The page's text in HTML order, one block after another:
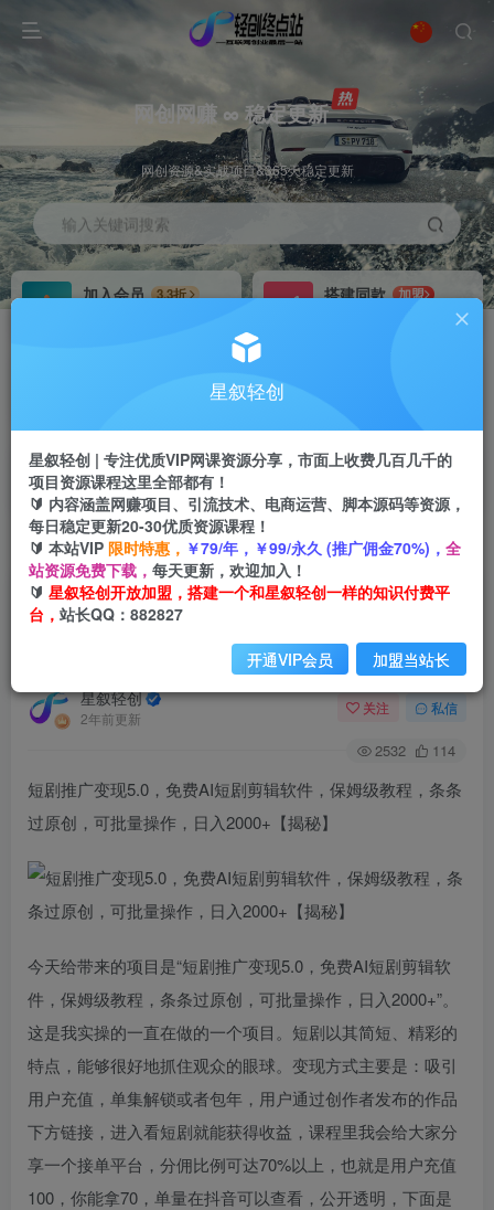
网创网赚 ∞ 稳定更新
网创资源&实战项目&365天稳定更新
输入关键词搜索
加入会员
3.3折
搭建同款
加盟
首页 创业课程 会员免费 正文
短剧推广变现5.0，免费AI短剧剪辑软件，保姆级
教程，条条过原创，可批量操作，日入2000+【揭
星叙轻创
2年前更新
关注 私信
2532 114
短剧推广变现5.0，免费AI短剧剪辑软件，保姆级教程，条条
过原创，可批量操作，日入2000+【揭秘】
今天给带来的项目是“短剧推广变现5.0，免费AI短剧剪辑软
件，保姆级教程，条条过原创，可批量操作，日入2000+”。
这是我实操的一直在做的一个项目。短剧以其简短、精彩的
特点，能够很好地抓住观众的眼球。变现方式主要是：吸引
用户充值，单集解锁或者包年，用户通过创作者发布的作品
下方链接，进入看短剧就能获得收益，课程里我会给大家分
享一个接单平台，分佣比例可达70%以上，也就是用户充值
100，你能拿70，单量在抖音可以查看，公开透明，下面是
星叙轻创
星叙轻创 | 专注优质VIP网课资源分享，市面上收费几百几千的
项目资源课程这里全部都有！
🔰 内容涵盖网赚项目、引流技术、电商运营、脚本源码等资源，
每日稳定更新20-30优质资源课程！
🔰 本站VIP 限时特惠， ￥79/年，￥99/永久 (推广佣金70%)， 全
站资源免费下载， 每天更新，欢迎加入！
🔰 星叙轻创开放加盟，搭建一个和星叙轻创一样的知识付费平
台， 站长QQ：882827
开通VIP会员 加盟当站长